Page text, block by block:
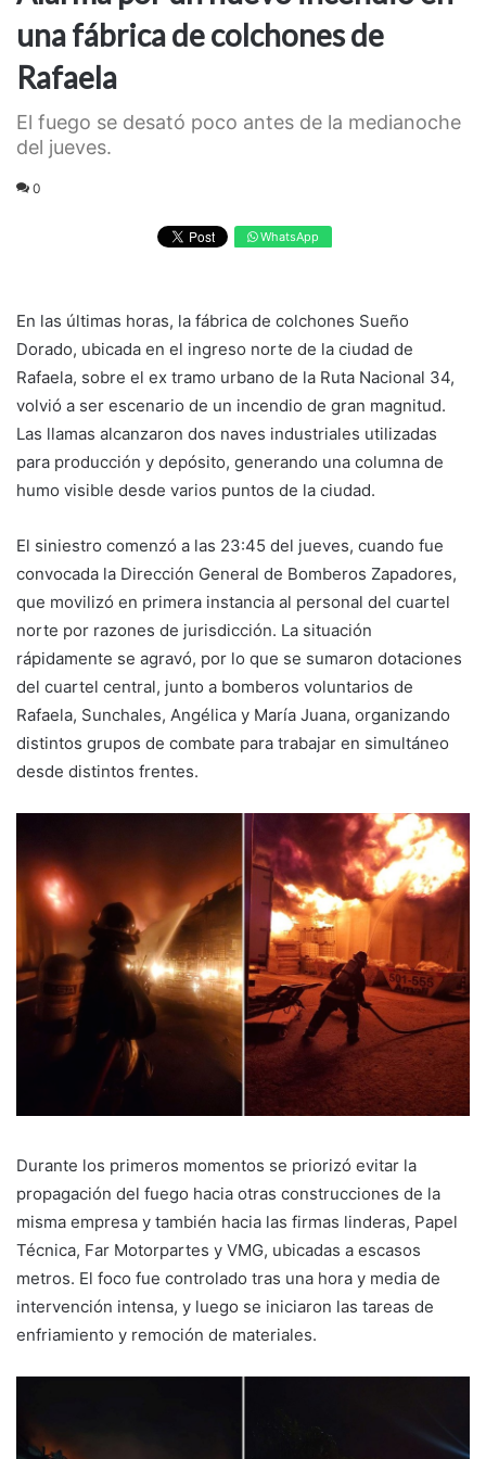
una fábrica de colchones de
Rafaela
El fuego se desató poco antes de la medianoche
del jueves.
0
WhatsApp
En las últimas horas, la fábrica de colchones Sueño
Dorado, ubicada en el ingreso norte de la ciudad de
Rafaela, sobre el ex tramo urbano de la Ruta Nacional 34,
volvió a ser escenario de un incendio de gran magnitud.
Las llamas alcanzaron dos naves industriales utilizadas
para producción y depósito, generando una columna de
humo visible desde varios puntos de la ciudad.
El siniestro comenzó a las 23:45 del jueves, cuando fue
convocada la Dirección General de Bomberos Zapadores,
que movilizó en primera instancia al personal del cuartel
norte por razones de jurisdicción. La situación
rápidamente se agravó, por lo que se sumaron dotaciones
del cuartel central, junto a bomberos voluntarios de
Rafaela, Sunchales, Angélica y María Juana, organizando
distintos grupos de combate para trabajar en simultáneo
desde distintos frentes.
Durante los primeros momentos se priorizó evitar la
propagación del fuego hacia otras construcciones de la
misma empresa y también hacia las firmas linderas, Papel
Técnica, Far Motorpartes y VMG, ubicadas a escasos
metros. El foco fue controlado tras una hora y media de
intervención intensa, y luego se iniciaron las tareas de
enfriamiento y remoción de materiales.